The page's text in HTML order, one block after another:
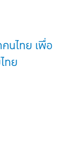
นไทย เพื่อ
ทย